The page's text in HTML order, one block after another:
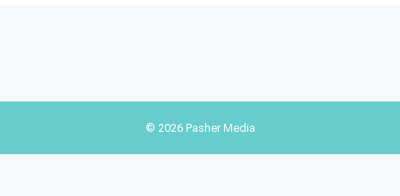
© 2026 Pasher Media